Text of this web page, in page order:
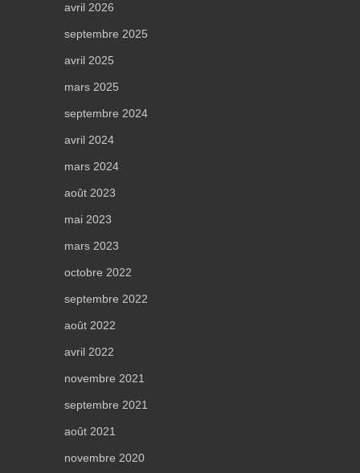
avril 2026
septembre 2025
avril 2025
mars 2025
septembre 2024
avril 2024
mars 2024
août 2023
mai 2023
mars 2023
octobre 2022
septembre 2022
août 2022
avril 2022
novembre 2021
septembre 2021
août 2021
novembre 2020